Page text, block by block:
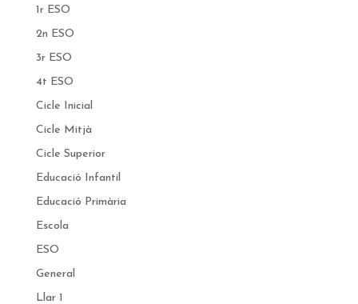
1r ESO
2n ESO
3r ESO
4t ESO
Cicle Inicial
Cicle Mitjà
Cicle Superior
Educació Infantil
Educació Primària
Escola
ESO
General
Llar 1